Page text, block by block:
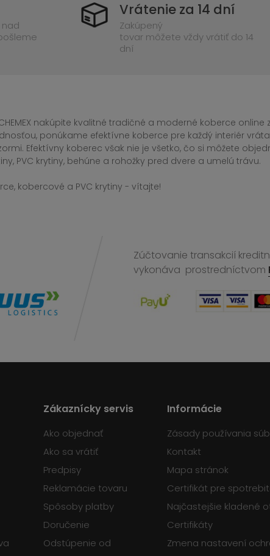
Vrátenie za 14 dní
Zakúpený
tovar môžete vždy vrátiť do 14
dní
nakúpite kvalitné tradičné a moderné koberce
ponúkame efektívne koberce pre každý interiér
Efektívny koberec však nie je všetko, čo si môžete
PVC krytiny, behúne a rohožky pred dvere a umelú trávu.
kobercové a PVC krytiny - vítajte!
Zúčtovanie transakcií
vykonáva prostredníctvom
Zákaznícky servis
Ako objednať
Ako sa vrátiť
Predpisy
Reklamácie tovaru
Spôsoby platby
Doručenie
Odstúpenie od
Informácie
Zásady používania
Kontakt
Mapa stránok
Certifikát pre
Najčastejšie kladené
Certifikáty
Zmena nastavení